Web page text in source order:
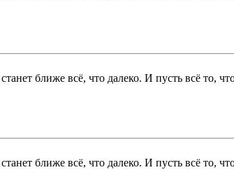
ближе всё, что далеко. И пусть всё то,
ближе всё, что далеко. И пусть всё то,